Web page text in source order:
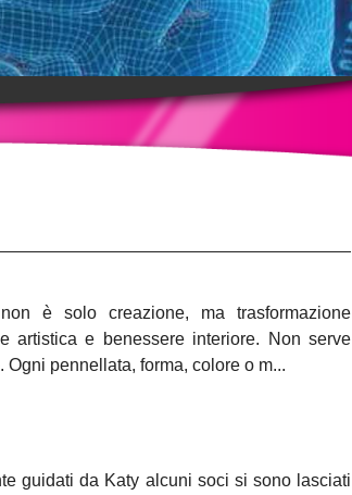
è solo creazione, ma trasformazione
artistica e benessere interiore. Non serve
pennellata, forma, colore o m...
guidati da Katy alcuni soci si sono lasciati